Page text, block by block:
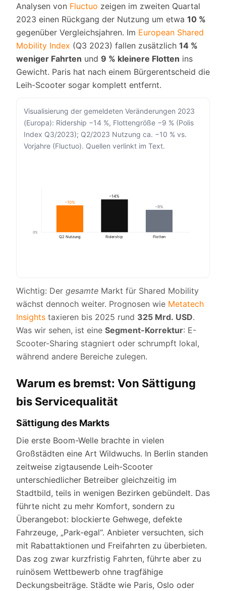
Analysen von Fluctuo zeigen im zweiten Quartal
2023 einen Rückgang der Nutzung um etwa 10 %
gegenüber Vergleichsjahren. Im European Shared
Mobility Index (Q3 2023) fallen zusätzlich 14 %
weniger Fahrten und 9 % kleinere Flotten ins
Gewicht. Paris hat nach einem Bürgerentscheid die
Leih-Scooter sogar komplett entfernt.
Visualisierung der gemeldeten Veränderungen 2023
(Europa): Ridership −14 %, Flottengröße −9 % (Polis
Index Q3/2023); Q2/2023 Nutzung ca. −10 % vs.
Vorjahre (Fluctuo). Quellen verlinkt im Text.
0%
Q2 Nutzung
Ridership Flotten
−10%
−14%
−9%
Wichtig: Der gesamte Markt für Shared Mobility
wächst dennoch weiter. Prognosen wie Metatech
Insights taxieren bis 2025 rund 325 Mrd. USD.
Was wir sehen, ist eine Segment-Korrektur: E-
Scooter-Sharing stagniert oder schrumpft lokal,
während andere Bereiche zulegen.
Warum es bremst: Von Sättigung
bis Servicequalität
Sättigung des Markts
Die erste Boom-Welle brachte in vielen
Großstädten eine Art Wildwuchs. In Berlin standen
zeitweise zigtausende Leih-Scooter
unterschiedlicher Betreiber gleichzeitig im
Stadtbild, teils in wenigen Bezirken gebündelt. Das
führte nicht zu mehr Komfort, sondern zu
Überangebot: blockierte Gehwege, defekte
Fahrzeuge, „Park-egal“. Anbieter versuchten, sich
mit Rabattaktionen und Freifahrten zu überbieten.
Das zog zwar kurzfristig Fahrten, führte aber zu
ruinösem Wettbewerb ohne tragfähige
Deckungsbeiträge. Städte wie Paris, Oslo oder